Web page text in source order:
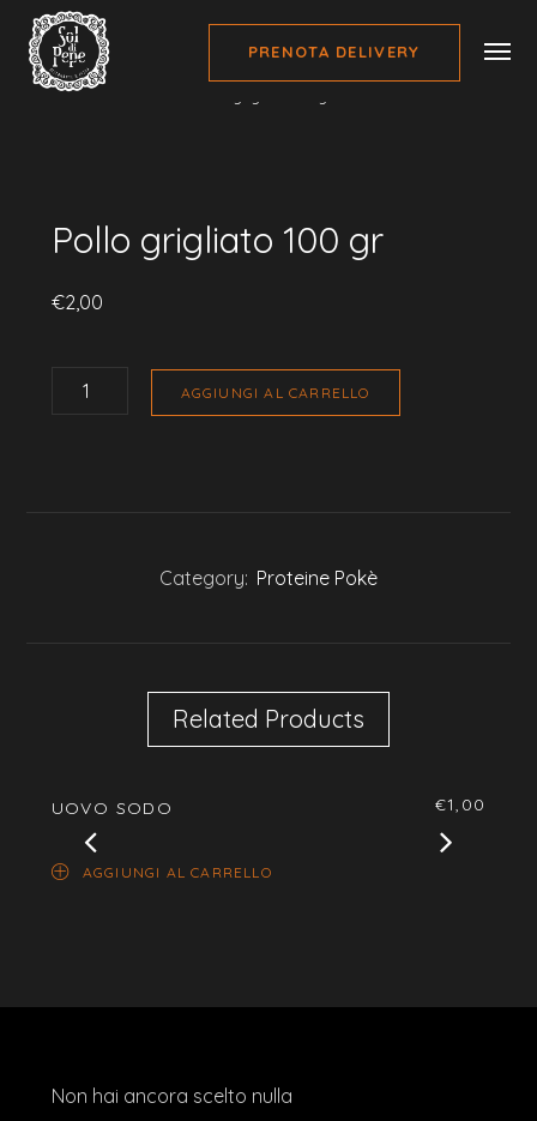
PRENOTA DELIVERY
Home
Pollo grigliato 100 gr
€2,00
GRIGLIATO AGGIUNGI AL CARRELLO
Category: Proteine Pokè
Related Products
UOVO SODO €1,00
AGGIUNGI AL CARRELLO
Non hai ancora scelto nulla